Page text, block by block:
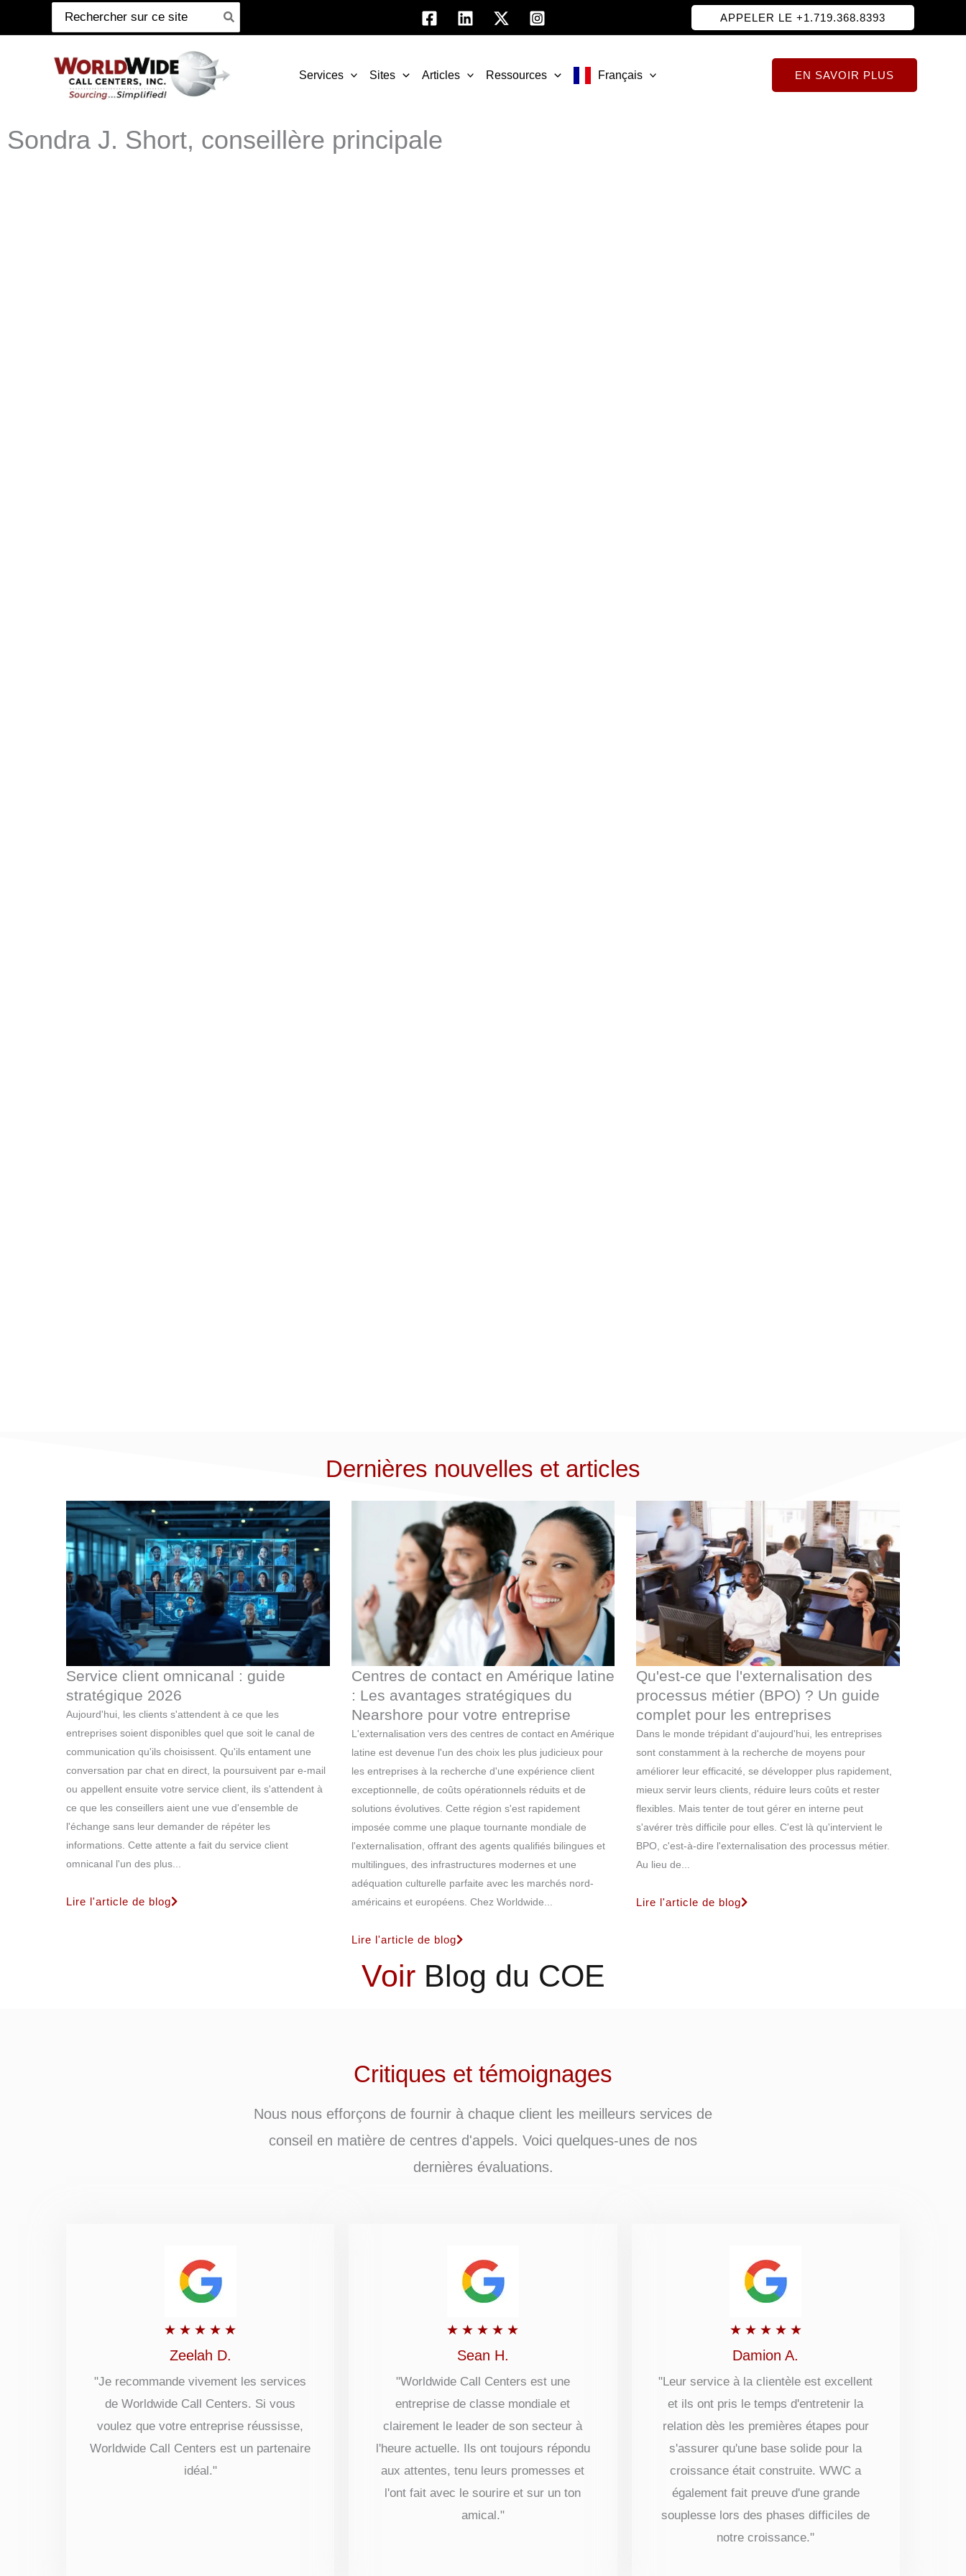
au
Recherche
:
APPELER LE +1.719.368.8393
Services Sites Articles Ressources Français EN SAVOIR PLUS
Sondra J. Short, conseillère principale
Dernières nouvelles et articles
Service client omnicanal : guide
stratégique 2026
Aujourd'hui, les clients s'attendent à ce que les
entreprises soient disponibles quel que soit le canal de
communication qu'ils choisissent. Qu'ils entament une
conversation par chat en direct, la poursuivent par e-mail
ou appellent ensuite votre service client, ils s'attendent à
ce que les conseillers aient une vue d'ensemble de
l'échange sans leur demander de répéter les
informations. Cette attente a fait du service client
omnicanal l'un des plus...
Lire l'article de blog
Centres de contact en Amérique latine
: Les avantages stratégiques du
Nearshore pour votre entreprise
L'externalisation vers des centres de contact en Amérique
latine est devenue l'un des choix les plus judicieux pour
les entreprises à la recherche d'une expérience client
exceptionnelle, de coûts opérationnels réduits et de
solutions évolutives. Cette région s'est rapidement
imposée comme une plaque tournante mondiale de
l'externalisation, offrant des agents qualifiés bilingues et
multilingues, des infrastructures modernes et une
adéquation culturelle parfaite avec les marchés nord-
américains et européens. Chez Worldwide...
Lire l'article de blog
Qu'est-ce que l'externalisation des
processus métier (BPO) ? Un guide
complet pour les entreprises
Dans le monde trépidant d'aujourd'hui, les entreprises
sont constamment à la recherche de moyens pour
améliorer leur efficacité, se développer plus rapidement,
mieux servir leurs clients, réduire leurs coûts et rester
flexibles. Mais tenter de tout gérer en interne peut
s'avérer très difficile pour elles. C'est là qu'intervient le
BPO, c'est-à-dire l'externalisation des processus métier.
Au lieu de...
Lire l'article de blog
Voir Blog du COE
Critiques et témoignages
Nous nous efforçons de fournir à chaque client les meilleurs services de
conseil en matière de centres d'appels. Voici quelques-unes de nos
dernières évaluations.
★ ★ ★ ★ ★
out
of
5
Zeelah D.
"Je recommande vivement les services
de Worldwide Call Centers. Si vous
voulez que votre entreprise réussisse,
Worldwide Call Centers est un partenaire
idéal."
★ ★ ★ ★ ★
out
of
5
Sean H.
"Worldwide Call Centers est une
entreprise de classe mondiale et
clairement le leader de son secteur à
l'heure actuelle. Ils ont toujours répondu
aux attentes, tenu leurs promesses et
l'ont fait avec le sourire et sur un ton
amical."
★ ★ ★ ★ ★Rated
out
of
5
Damion A.
"Leur service à la clientèle est excellent
et ils ont pris le temps d'entretenir la
relation dès les premières étapes pour
s'assurer qu'une base solide pour la
croissance était construite. WWC a
également fait preuve d'une grande
souplesse lors des phases difficiles de
notre croissance."